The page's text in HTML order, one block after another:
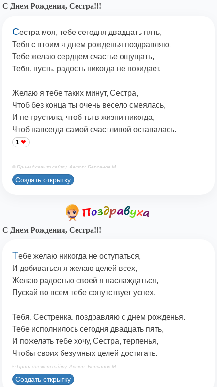
С Днем Рождения, Сестра!!!
Сестра моя, тебе сегодня двадцать пять,
Тебя с втоим я днем рожденья поздравляю,
Тебе желаю сердцем счастье ощущать,
Тебя, пусть, радость никогда не покидает.
Желаю я тебе таких минут, Сестра,
Чтоб без конца ты очень весело смеялась,
И не грустила, чтоб ты в жизни никогда,
Чтоб навсегда самой счастливой оставалась.
1
© Принадлежит сайту. Автор: Берсанов М.
Создать открытку
С Днем Рождения, Сестра!!!
Тебе желаю никогда не оступаться,
И добиваться я желаю целей всех,
Желаю радостью своей я наслаждаться,
Пускай во всем тебе сопутствует успех.
Тебя, Сестренка, поздравляю с днем рожденья,
Тебе исполнилось сегодня двадцать пять,
И пожелать тебе хочу, Сестра, терпенья,
Чтобы своих безумных целей достигать.
© Принадлежит сайту. Автор: Берсанов М.
Создать открытку